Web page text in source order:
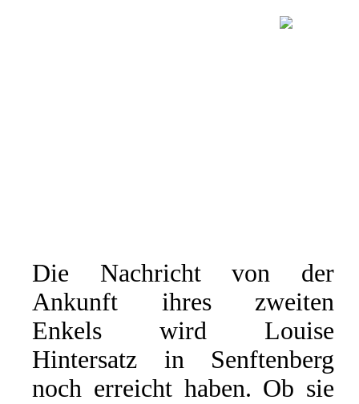
Die Nachricht von der
Ankunft ihres zweiten
Enkels wird Louise
Hintersatz in Senftenberg
noch erreicht haben. Ob sie